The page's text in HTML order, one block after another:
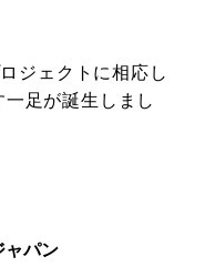
ジェクトに相応し
足が誕生しまし
ャパン